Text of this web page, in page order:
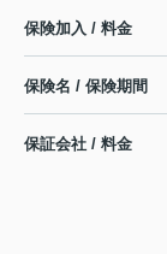
保険加入 / 料金
保険名 / 保険期間
保証会社 / 料金